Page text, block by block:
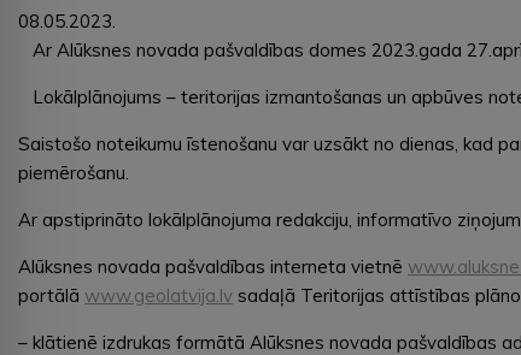
08.05.2023.
Ar Alūksnes novada pašvaldības domes 2023.gada
Lokālplānojums – teritorijas izmantošanas un apbūves
Saistošo noteikumu īstenošanu var uzsākt no dienas, kad
piemērošanu.
Ar apstiprināto lokālplānojuma redakciju, informatīvo
Alūksnes novada pašvaldības interneta vietnē
portālā www.geolatvija.lv sadaļā Teritorijas attīstības
– klātienē izdrukas formātā Alūksnes novada pašvaldības